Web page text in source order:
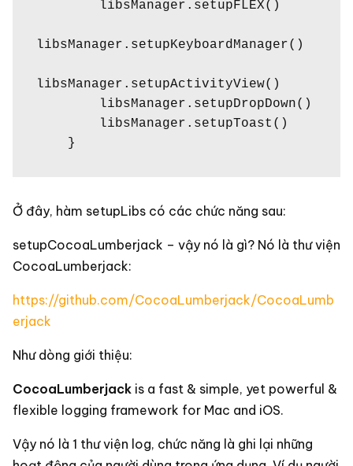
libsManager.setupKeyboardManager()
libsManager.setupActivityView()
    }
Ở đây, hàm setupLibs có các chức năng sau:
setupCocoaLumberjack – vậy nó là gì? Nó là thư viện
CocoaLumberjack:
https://github.com/CocoaLumberjack/CocoaLumb
erjack
Như dòng giới thiệu:
CocoaLumberjack is a fast & simple, yet powerful &
flexible logging framework for Mac and iOS.
Vậy nó là 1 thư viện log, chức năng là ghi lại những